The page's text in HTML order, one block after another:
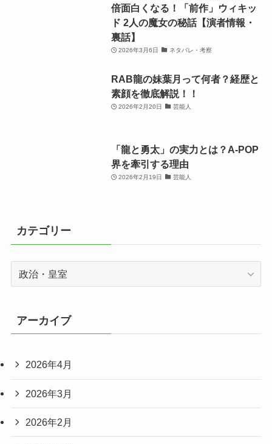
倍面白くなる！「前作」ウィキッ
ド 2人の魔女の秘話【演者情報・
裏話】
2026年3月6日 ネタバレ・考察
RAB龍の妹葉月って何者？経歴と
素顔を徹底解説！！
2026年2月20日 芸能人
「龍と勇太」の実力とは？A-POP
界を牽引する理由
2026年2月19日 芸能人
カテゴリー
カ
ー
アーカイブ
2026年4月
2026年3月
2026年2月